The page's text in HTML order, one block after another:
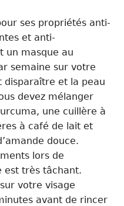
ses propriétés anti-
et anti-
un masque au
semaine sur votre
disparaître et la peau
devez mélanger
une cuillère à
à café de lait et
douce.
lors de
est très tâchant.
votre visage
avant de rincer